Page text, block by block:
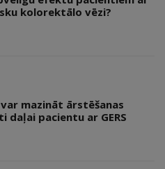
kolorektālo vēzi?
mazināt ārstēšanas
pacientu ar GERS